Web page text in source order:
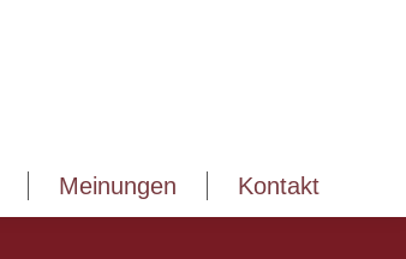
geöffnet
geöffnetgeöffnet
Meinungen Kontakt